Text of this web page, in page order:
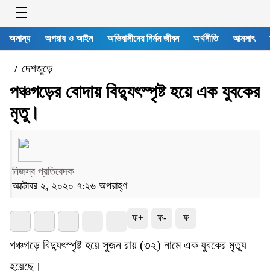
অনান্য অপরাধ ও আইন অভিবাসীদের নির্মম জীবন অর্থনীতি আত্মসাৎ
/ দেশজুড়ে
পঞ্চগড়ের বোদায় বিদ্যুৎস্পৃষ্ট হয়ে এক যুবকের
মৃতু।
নিজস্ব প্রতিবেদক
অক্টোবর ২, ২০২০ ৭:২৬ অপরাহ্ণ
ফ+ ফ- ফ
পঞ্চগড়ে বিদ্যুৎস্পৃষ্ট হয়ে সুজন রায় (৩২) নামে এক যুবকের মৃত্যু
হয়েছে।